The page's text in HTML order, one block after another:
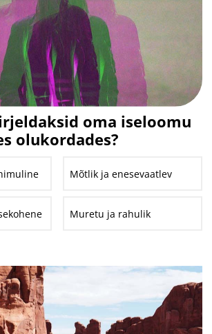
oma iseloomu
olukordades?
Mõtlik ja enesevaatlev
Muretu ja rahulik